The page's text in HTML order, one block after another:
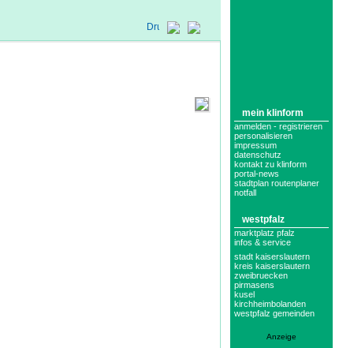
mein klinform
anmelden - registrieren
personalisieren
impressum
datenschutz
kontakt zu klinform
portal-news
stadtplan routenplaner
notfall
westpfalz
marktplatz pfalz
infos & service
stadt kaiserslautern
kreis kaiserslautern
zweibruecken
pirmasens
kusel
kirchheimbolanden
westpfalz gemeinden
Anzeige